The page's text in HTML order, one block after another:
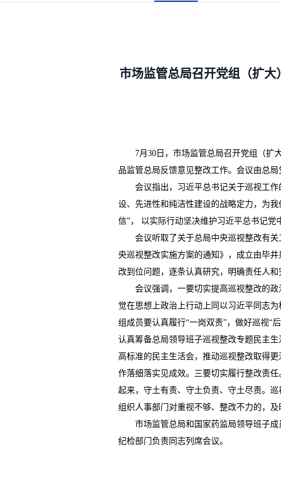
市场监管总局召开党组（扩
7月30日，市场监管总局召开党组（扩
品监管总局反馈意见整改工作。会议由总局
会议指出，习近平总书记关于巡视工作
设、先进性和纯洁性建设的战略定力，为
信”， 以实际行动坚决维护习近平总书记党
会议听取了关于总局中央巡视整改有关
央巡视整改实施方案的通知》，成立由毕
改到位问题，逐条认真研究，明确责任人
会议强调，一要切实提高巡视整改的政
觉在思想上政治上行动上同以习近平同志
组成员要认真履行“一岗双责”，做好巡视“
认真筹备总局领导班子巡视整改专题民主
高标准的民主生活会，推动巡视整改取得
作落细落实见成效。三要切实履行整改责
起来，守土有责、守土负责、守土尽责。
组织人事部门对重视不够、整改不力的，
市场监管总局和国家药监局领导班子成
纪检部门负责同志列席会议。